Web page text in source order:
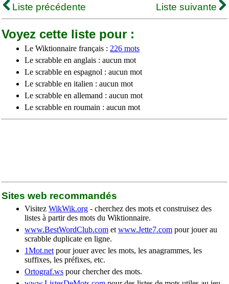
Liste précédente
Liste suivante
Voyez cette liste pour :
Le Wiktionnaire français : 226 mots
Le scrabble en anglais : aucun mot
Le scrabble en espagnol : aucun mot
Le scrabble en italien : aucun mot
Le scrabble en allemand : aucun mot
Le scrabble en roumain : aucun mot
Sites web recommandés
Visitez WikWik.org - cherchez des mots et construisez des
listes à partir des mots du Wiktionnaire.
www.BestWordClub.com et www.Jette7.com pour jouer au
scrabble duplicate en ligne.
1Mot.net pour jouer avec les mots, les anagrammes, les
suffixes, les préfixes, etc.
Ortograf.ws pour chercher des mots.